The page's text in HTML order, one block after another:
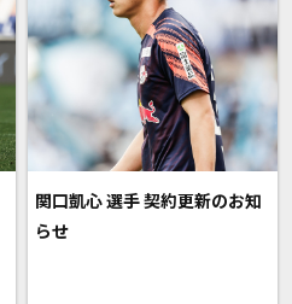
関口凱心 選手 契約更新のお知
らせ